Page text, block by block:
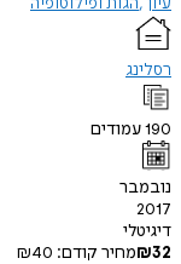
עיון הגות ופילוסופיה
רסלינג
190עמודים
נובמבר
2017
דיגיטלי
₪32 מחיר קודם: ₪40